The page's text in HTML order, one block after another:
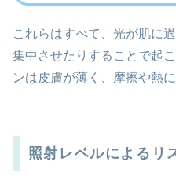
これらはすべて、光が肌に
集中させたりすることで起
ンは皮膚が薄く、摩擦や熱
照射レベルによるリ